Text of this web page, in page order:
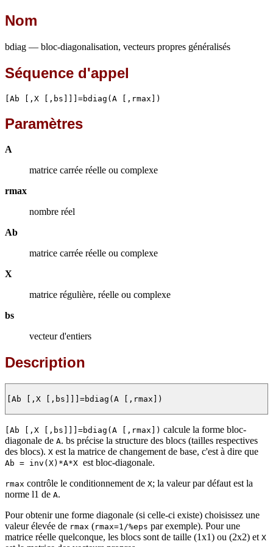
Nom
bdiag — bloc-diagonalisation, vecteurs propres généralisés
Séquence d'appel
[Ab [,X [,bs]]]=bdiag(A [,rmax])
Paramètres
A
matrice carrée réelle ou complexe
rmax
nombre réel
Ab
matrice carrée réelle ou complexe
X
matrice régulière, réelle ou complexe
bs
vecteur d'entiers
Description
[Ab [,X [,bs]]]=bdiag(A [,rmax])
[Ab [,X [,bs]]]=bdiag(A [,rmax]) calcule la forme bloc-
diagonale de A. bs précise la structure des blocs (tailles respectives
des blocs). X est la matrice de changement de base, c'est à dire que
Ab = inv(X)*A*X est bloc-diagonale.
rmax contrôle le conditionnement de X; la valeur par défaut est la
norme l1 de A.
Pour obtenir une forme diagonale (si celle-ci existe) choisissez une
valeur élevée de rmax (rmax=1/%eps par exemple). Pour une
matrice réelle quelconque, les blocs sont de taille (1x1) ou (2x2) et X